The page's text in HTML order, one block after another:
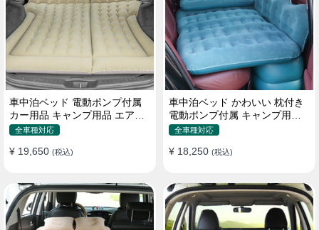
車中泊ベッド 電動ポンプ付属
カー用品 キャンプ用品 エアー
ベッド SUV車 普通車適用
全車種対応
¥ 19,650 (税込)
車中泊ベッド かわいい 枕付き
電動ポンプ付属 キャンプ用品
全車種対応
¥ 18,250 (税込)